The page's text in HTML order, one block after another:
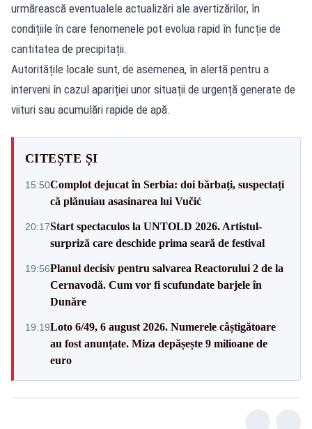
urmărească eventualele actualizări ale avertizărilor, în
condițiile în care fenomenele pot evolua rapid în funcție de
cantitatea de precipitații.
Autoritățile locale sunt, de asemenea, în alertă pentru a
interveni în cazul apariției unor situații de urgență generate de
viituri sau acumulări rapide de apă.
CITEȘTE ȘI
15:50Complot dejucat în Serbia: doi bărbați, suspectați
că plănuiau asasinarea lui Vučić
20:17Start spectaculos la UNTOLD 2026. Artistul-
surpriză care deschide prima seară de festival
19:56Planul decisiv pentru salvarea Reactorului 2 de la
Cernavodă. Cum vor fi scufundate barjele în
Dunăre
19:19Loto 6/49, 6 august 2026. Numerele câștigătoare
au fost anunțate. Miza depășește 9 milioane de
euro